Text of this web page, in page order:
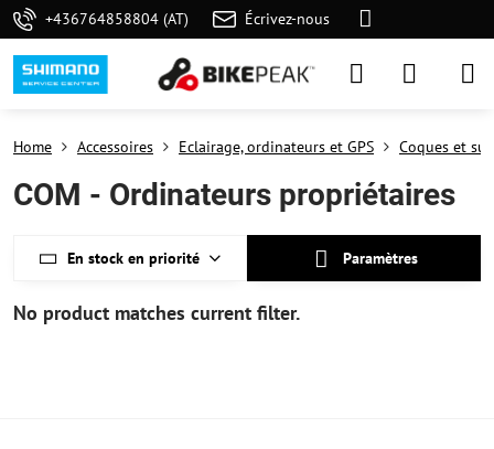
+436764858804 (AT) Écrivez-nous
Home Accessoires Eclairage, ordinateurs et GPS Coques et
COM - Ordinateurs propriétaires
En stock en priorité Paramètres